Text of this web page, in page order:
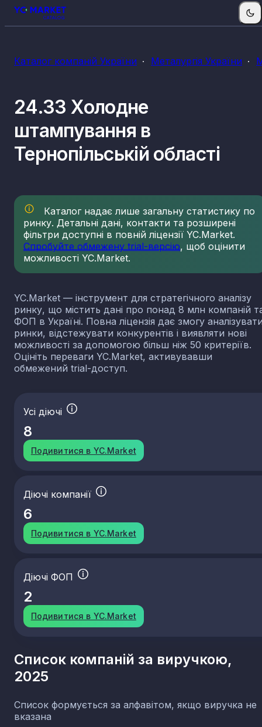
Каталог компаній України Металургія України
24.33 Холодне
штампування в
Тернопільській області
Каталог надає лише загальну статистику по
ринку. Детальні дані, контакти та розширені
фільтри доступні в повній ліцензії YC.Market.
Спробуйте обмежену trial-версію, щоб оцінити
можливості YC.Market.
YC.Market — інструмент для стратегічного аналізу
ринку, що містить дані про понад 8 млн компаній
ФОП в Україні. Повна ліцензія дає змогу
ринки, відстежувати конкурентів і виявляти нові
можливості за допомогою більш ніж 50 критеріїв.
Оцініть переваги YC.Market, активувавши
обмежений trial-доступ.
Усі діючі
8
Подивитися в YC.Market
Діючі компанії
6
Подивитися в YC.Market
Діючі ФОП
2
Подивитися в YC.Market
Список компаній за виручкою,
2025
Список формується за алфавітом, якщо виручка не
вказана